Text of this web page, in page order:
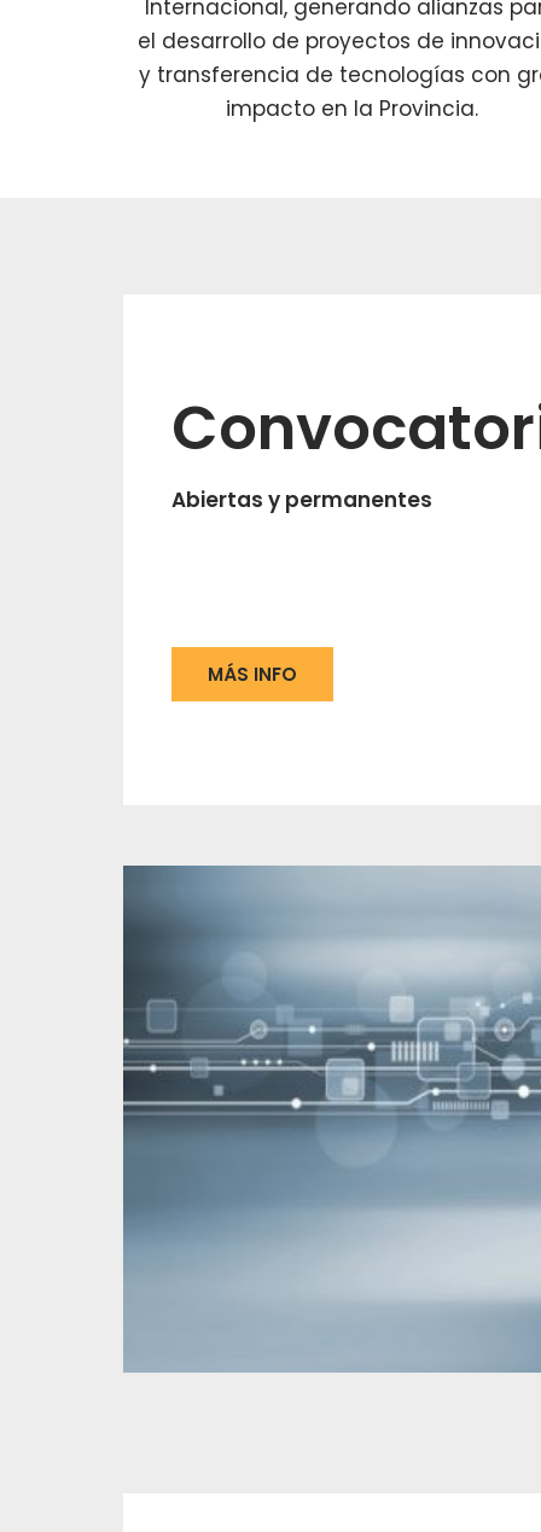
Internacional, generando alianzas
el desarrollo de proyectos de
y transferencia de tecnologías con
impacto en la Provincia.
Abiertas y permanentes
MÁS INFO